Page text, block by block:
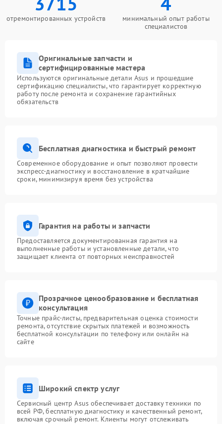
отремонтированных устройств
минимальный опыт работы
специалистов
Оригинальные запчасти и
сертифицированные мастера
Используются оригинальные детали Asus и прошедшие
сертификацию специалисты, что гарантирует корректную
работу после ремонта и сохранение гарантийных
обязательств
Бесплатная диагностика и быстрый ремонт
Современное оборудование и опыт позволяют провести
экспресс-диагностику и восстановление в кратчайшие
сроки, минимизируя время без устройства
Гарантия на работы и запчасти
Предоставляется документированная гарантия на
выполненные работы и установленные детали, что
защищает клиента от повторных неисправностей
Прозрачное ценообразование и бесплатная
консультация
Точные прайс-листы, предварительная оценка стоимости
ремонта, отсутствие скрытых платежей и возможность
бесплатной консультации по телефону или онлайн на
сайте
Широкий спектр услуг
Сервисный центр Asus обеспечивает доставку техники по
всей РФ, бесплатную диагностику и качественный ремонт,
включая срочный ремонт. Клиенты могут отслеживать